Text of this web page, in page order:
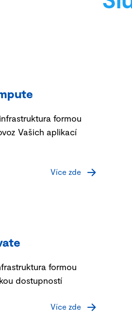
formou
Vašich aplikací
Více zde
formou
dostupností
Více zde